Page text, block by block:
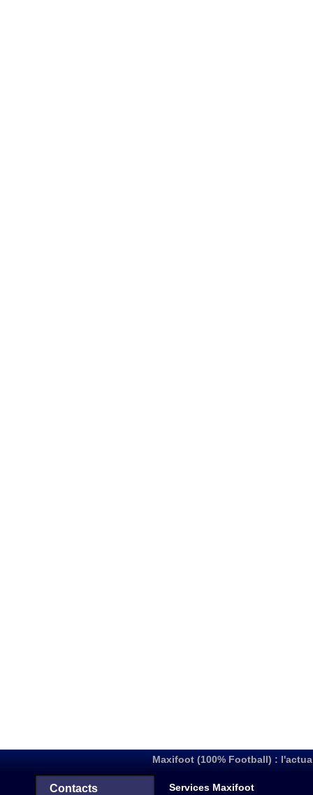
Maxifoot (100% Football) :
Contacts Services Maxifoot